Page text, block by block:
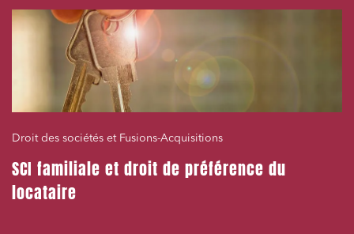
Droit des sociétés et Fusions-Acquisitions
SCI familiale et droit de préférence du
locataire